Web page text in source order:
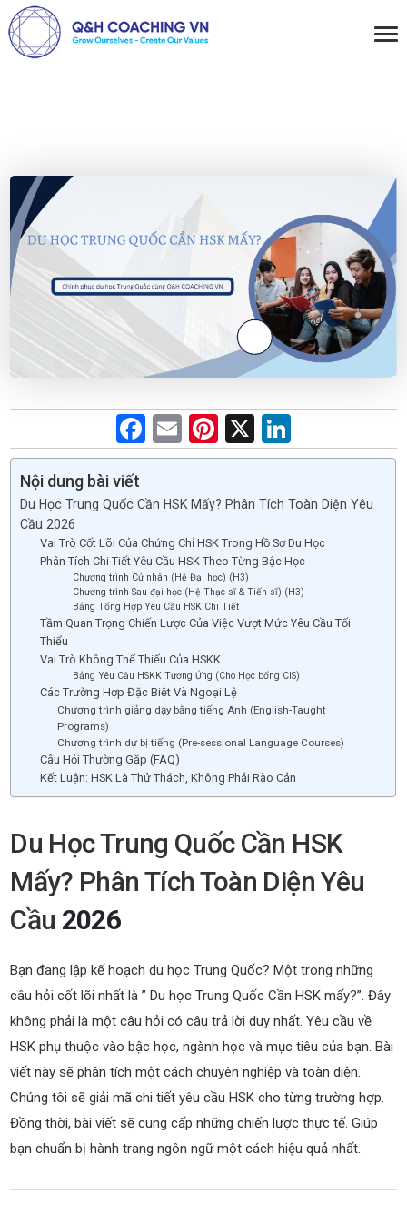
F
a
b
o
o
k
E
m
Pi
nt
es
t
X
n
dI
n
Nội dung bài viết
Du Học Trung Quốc Cần HSK Mấy? Phân Tích Toàn Diện Yêu
Cầu 2026
Vai Trò Cốt Lõi Của Chứng Chỉ HSK Trong Hồ Sơ Du Học
Phân Tích Chi Tiết Yêu Cầu HSK Theo Từng Bậc Học
Chương trình Cử nhân (Hệ Đại học) (H3)
Chương trình Sau đại học (Hệ Thạc sĩ & Tiến sĩ) (H3)
Bảng Tổng Hợp Yêu Cầu HSK Chi Tiết
Tầm Quan Trọng Chiến Lược Của Việc Vượt Mức Yêu Cầu Tối
Thiểu
Vai Trò Không Thể Thiếu Của HSKK
Bảng Yêu Cầu HSKK Tương Ứng (Cho Học bổng CIS)
Các Trường Hợp Đặc Biệt Và Ngoại Lệ
Chương trình giảng dạy bằng tiếng Anh (English-Taught
Programs)
Chương trình dự bị tiếng (Pre-sessional Language Courses)
Câu Hỏi Thường Gặp (FAQ)
Kết Luận: HSK Là Thử Thách, Không Phải Rào Cản
Du Học Trung Quốc Cần HSK
Mấy? Phân Tích Toàn Diện Yêu
Cầu 2026
Bạn đang lập kế hoạch du học Trung Quốc? Một trong những
câu hỏi cốt lõi nhất là ” Du học Trung Quốc Cần HSK mấy?”. Đây
không phải là một câu hỏi có câu trả lời duy nhất. Yêu cầu về
HSK phụ thuộc vào bậc học, ngành học và mục tiêu của bạn. Bài
viết này sẽ phân tích một cách chuyên nghiệp và toàn diện.
Chúng tôi sẽ giải mã chi tiết yêu cầu HSK cho từng trường hợp.
Đồng thời, bài viết sẽ cung cấp những chiến lược thực tế. Giúp
bạn chuẩn bị hành trang ngôn ngữ một cách hiệu quả nhất.